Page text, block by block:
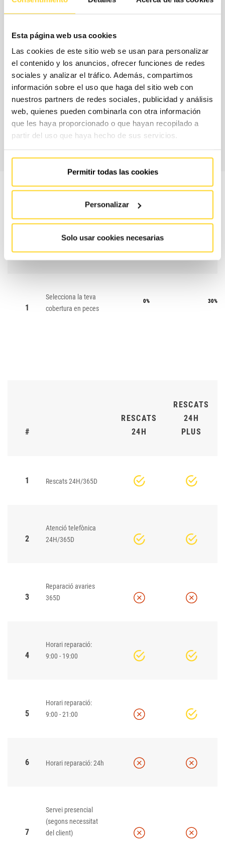
Esta página web usa cookies
Las cookies de este sitio web se usan para personalizar
el contenido y los anuncios, ofrecer funciones de redes
sociales y analizar el tráfico. Además, compartimos
información sobre el uso que haga del sitio web con
nuestros partners de redes sociales, publicidad y análisis
web, quienes pueden combinarla con otra información
que les haya proporcionado o que hayan recopilado a
partir del uso que haya hecho de sus servicios.
Permitir todas las cookies
Personalizar
Solo usar cookies necesarias
contractació?
Per ajustar el contracte a les teves necessitats reals i al teu
pressupost, a FAIN et proposem un model de contractació
flexible, en què seleccionaràs per separat la cobertura de
peces, és a dir, els recanvis que s'inclouen sense cost
addicional al teu contracte, i els horaris de servei.
CONTACTA AMB
NOSALTRES
#
CONTRACTE
ESSENTIAL
MAX
1
Selecciona la teva
cobertura en peces
0% 30%
#
RESCATS
24H
RESCATS
24H
PLUS
1 Rescats 24H/365D
2
Atenció telefònica
24H/365D
3
Reparació avaries
365D
4
Horari reparació:
9:00 - 19:00
5
Horari reparació:
9:00 - 21:00
6 Horari reparació: 24h
7
Servei presencial
(segons necessitat
del client)